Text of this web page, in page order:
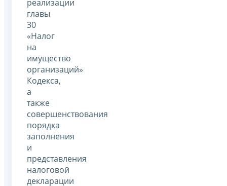
реализации
главы
30
«Налог
на
имущество
организаций»
Кодекса,
а
также
совершенствования
порядка
заполнения
и
представления
налоговой
декларации